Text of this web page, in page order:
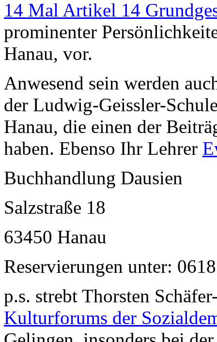
14 Mal Artikel 14
prominenter
Hanau, vor.
Anwesend sein werden
der Ludwig-Geissler-
Hanau, die einen der
haben. Ebenso Ihr Lehrer
Buchhandlung Dausien
Salzstraße 18
63450 Hanau
Reservierungen unter:
p.s. strebt Thorsten
Kulturforums der